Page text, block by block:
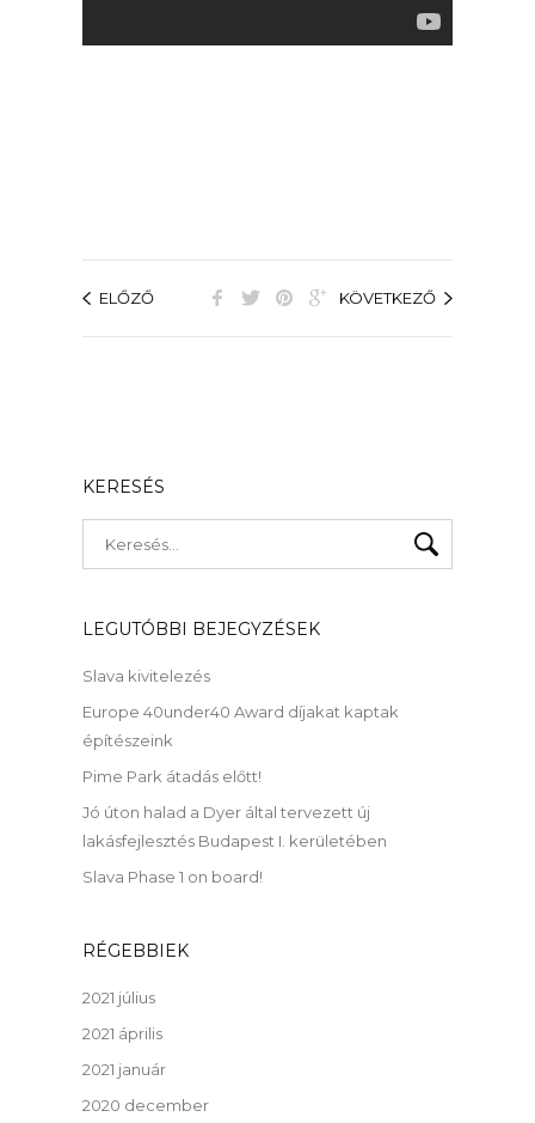
ELŐZŐ KÖVETKEZŐ
KERESÉS
LEGUTÓBBI BEJEGYZÉSEK
Slava kivitelezés
Europe 40under40 Award díjakat kaptak
építészeink
Pime Park átadás előtt!
Jó úton halad a Dyer által tervezett új
lakásfejlesztés Budapest I. kerületében
Slava Phase 1 on board!
RÉGEBBIEK
2021 július
2021 április
2021 január
2020 december